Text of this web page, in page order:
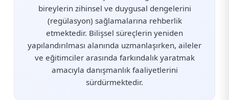
bireylerin zihinsel ve duygusal dengelerini
(regülasyon) sağlamalarına rehberlik
etmektedir. Bilişsel süreçlerin yeniden
yapılandırılması alanında uzmanlaşırken, aileler
ve eğitimciler arasında farkındalık yaratmak
amacıyla danışmanlık faaliyetlerini
sürdürmektedir.